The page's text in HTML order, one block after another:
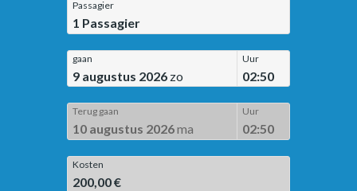
Passagier
1 Passagier
gaan
9 augustus 2026 zo
Uur
02:50
Terug gaan
10 augustus 2026ma
Uur
02:50
Kosten
200,00 €